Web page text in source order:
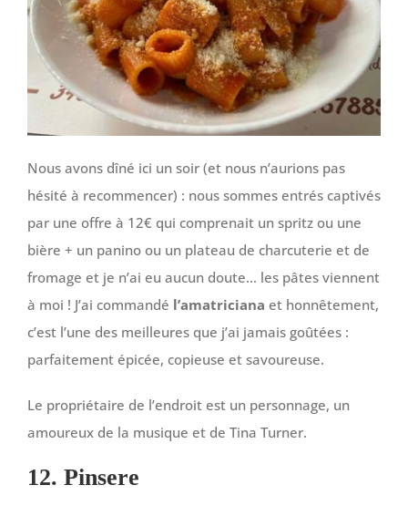
Nous avons dîné ici un soir (et nous n’aurions pas
hésité à recommencer) : nous sommes entrés captivés
par une offre à 12€ qui comprenait un spritz ou une
bière + un panino ou un plateau de charcuterie et de
fromage et je n’ai eu aucun doute… les pâtes viennent
à moi ! J’ai commandé l’amatriciana et honnêtement,
c’est l’une des meilleures que j’ai jamais goûtées :
parfaitement épicée, copieuse et savoureuse.
Le propriétaire de l’endroit est un personnage, un
amoureux de la musique et de Tina Turner.
12. Pinsere